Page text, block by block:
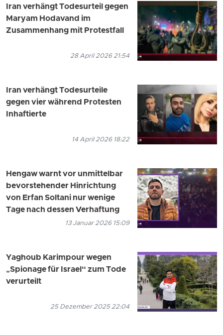
Iran verhängt Todesurteil gegen
Maryam Hodavand im
Zusammenhang mit Protestfall
28 April 2026 21:54
Iran verhängt Todesurteile
gegen vier während Protesten
Inhaftierte
14 April 2026 18:22
Hengaw warnt vor unmittelbar
bevorstehender Hinrichtung
von Erfan Soltani nur wenige
Tage nach dessen Verhaftung
13 Januar 2026 15:09
Yaghoub Karimpour wegen
„Spionage für Israel“ zum Tode
verurteilt
25 Dezember 2025 22:04